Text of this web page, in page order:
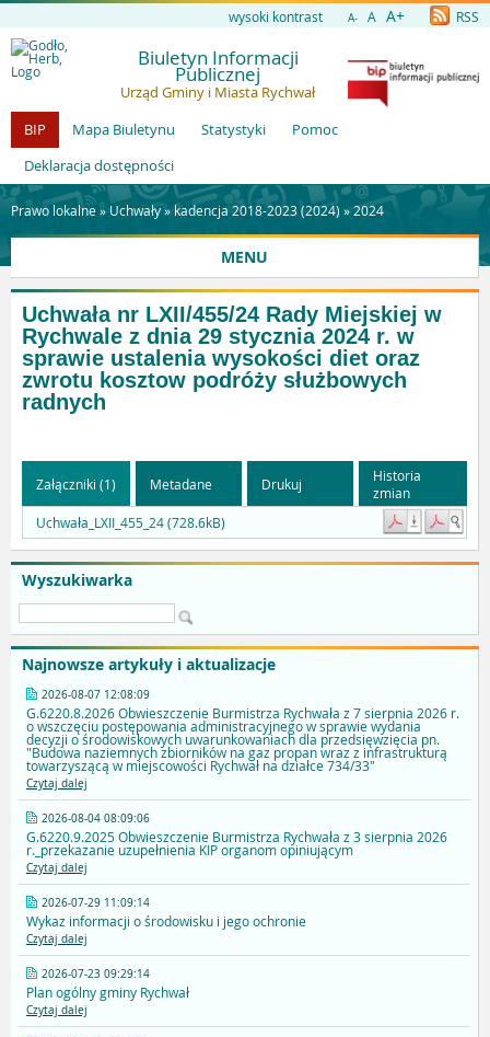
wysoki kontrast A- A A+ RSS
Biuletyn Informacji
Publicznej
Urząd Gminy i Miasta Rychwał
BIP
Mapa Biuletynu Statystyki
Pomoc
Deklaracja dostępności
Prawo lokalne » Uchwały» kadencja 2018-2023 (2024) »2024
MENU
Wyszukiwarka
Najnowsze artykuły i aktualizacje
2026-08-07 12:08:09
G.6220.8.2026 Obwieszczenie Burmistrza Rychwała z 7 sierpnia 2026 r.
o wszczęciu postępowania administracyjnego w sprawie wydania
decyzji o środowiskowych uwarunkowaniach dla przedsięwzięcia pn.
"Budowa naziemnych zbiorników na gaz propan wraz z infrastrukturą
towarzyszącą w miejscowości Rychwał na działce 734/33"
Czytaj dalej
2026-08-04 08:09:06
G.6220.9.2025 Obwieszczenie Burmistrza Rychwała z 3 sierpnia 2026
r._przekazanie uzupełnienia KIP organom opiniującym
Czytaj dalej
2026-07-29 11:09:14
Wykaz informacji o środowisku i jego ochronie
Czytaj dalej
2026-07-23 09:29:14
Plan ogólny gminy Rychwał
Czytaj dalej
Uchwała nr LXII/455/24 Rady Miejskiej w
Rychwale z dnia 29 stycznia 2024 r. w
sprawie ustalenia wysokości diet oraz
zwrotu kosztow podróży służbowych
radnych
Załączniki (1) Metadane Drukuj
Historia
zmian
Uchwała_LXII_455_24 (728.6kB)